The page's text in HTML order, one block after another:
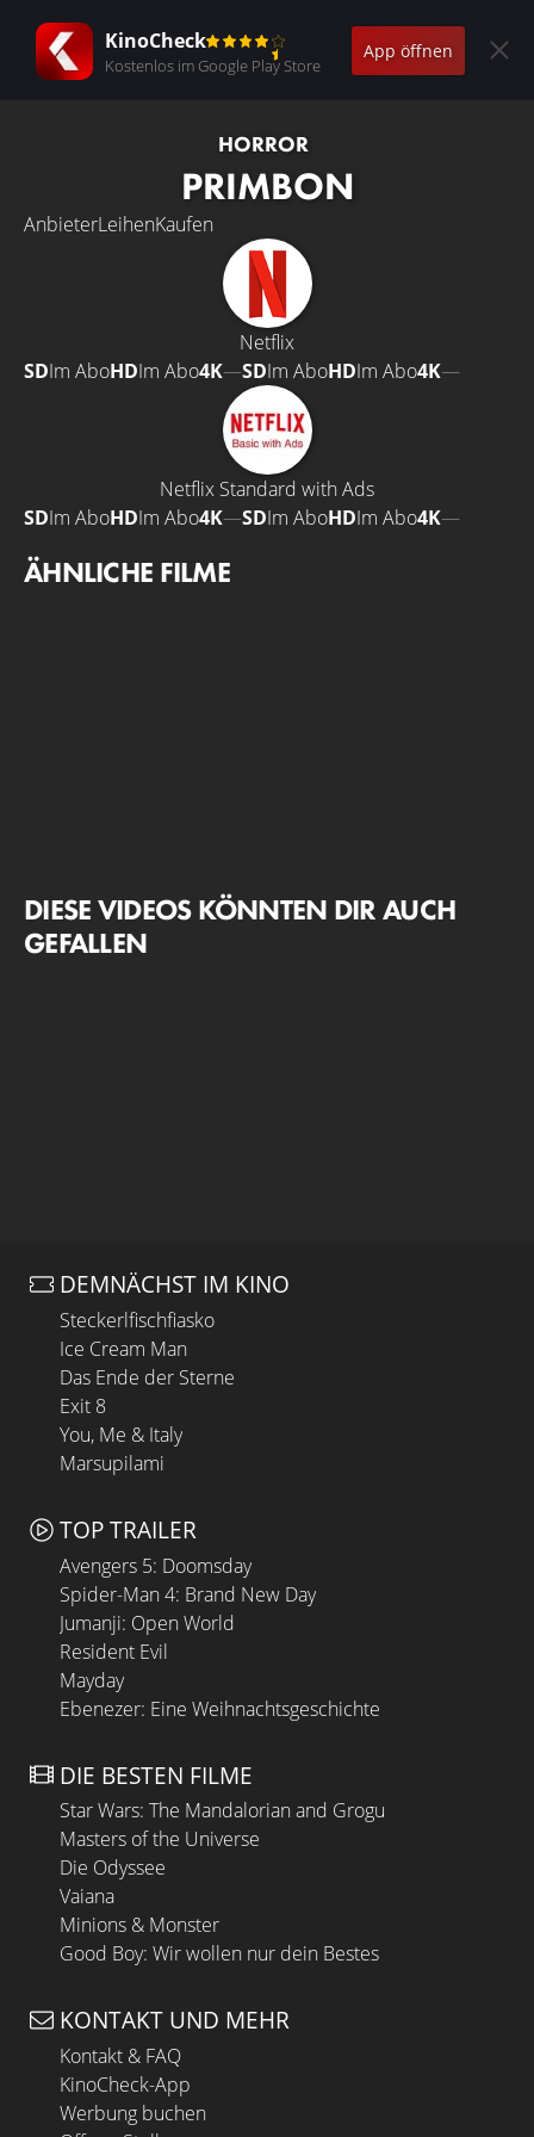
KinoCheck
Kostenlos im Google Play Store
App öffnen
HORROR
PRIMBON
AnbieterLeihenKaufen
Netflix
SDIm AboHDIm Abo4K—SDIm AboHDIm Abo4K—
Netflix Standard with Ads
SDIm AboHDIm Abo4K—SDIm AboHDIm Abo4K—
ÄHNLICHE FILME
DIESE VIDEOS KÖNNTEN DIR AUCH
GEFALLEN
DEMNÄCHST IM KINO
Steckerlfischfiasko
Ice Cream Man
Das Ende der Sterne
Exit 8
You, Me & Italy
Marsupilami
TOP TRAILER
Avengers 5: Doomsday
Spider-Man 4: Brand New Day
Jumanji: Open World
Resident Evil
Mayday
Ebenezer: Eine Weihnachtsgeschichte
DIE BESTEN FILME
Star Wars: The Mandalorian and Grogu
Masters of the Universe
Die Odyssee
Vaiana
Minions & Monster
Good Boy: Wir wollen nur dein Bestes
KONTAKT UND MEHR
Kontakt & FAQ
KinoCheck-App
Werbung buchen